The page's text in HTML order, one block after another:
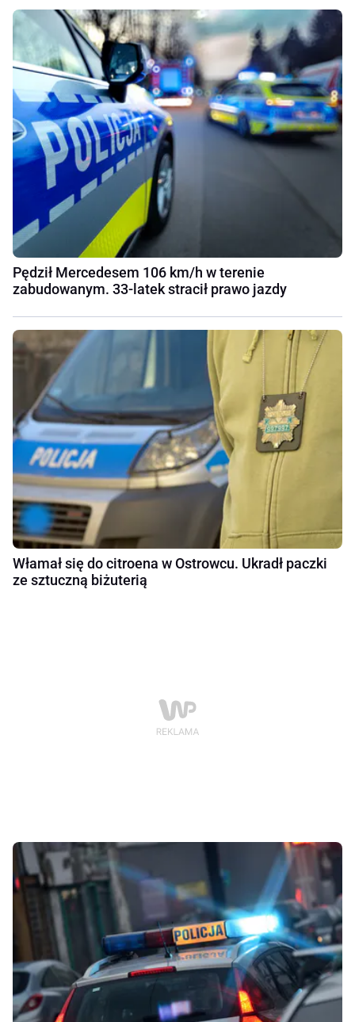
Pędził Mercedesem 106 km/h w terenie
zabudowanym. 33-latek stracił prawo jazdy
Włamał się do citroena w Ostrowcu. Ukradł paczki
ze sztuczną biżuterią